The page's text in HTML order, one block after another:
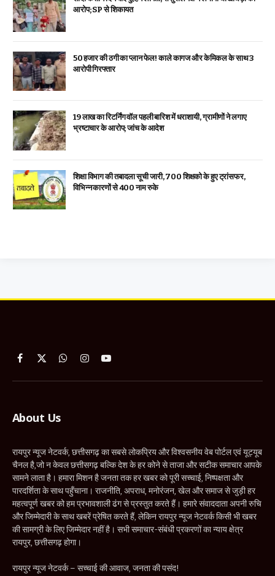
आरोप; SP से शिकायत
₹50 हजार की ठगी का प्लान फेल! काले कागज और केमिकल के साथ 3
आरोपी गिरफ्तार
19 लाख का रिटर्निंग वॉल पहली बारिश में धराशायी, ग्रामीणों ने लगाए
भ्रष्टाचार के आरोप; जांच के आदेश
शिक्षा विभाग की तबादला सूची जारी, 700 शिक्षको के हुए ट्रांसफर,
विभिन्न कारणों से 400 नाम रुके
Facebook
X
WhatsApp
InstagramYouTube
About Us
रायपुर न्यूज नेटवर्क, छत्तीसगढ़ का सबसे लोकप्रिय और विश्वसनीय वेब पोर्टल एवं यूट्यूब
चैनल है,जो न केवल छत्तीसगढ़ बल्कि देश के हर कोने से ताजा और सटीक समाचार आपके
सामने लाता है। हमारा मिशन है जनता तक हर खबर को पूरी सच्चाई, निष्पक्षता और
पारदर्शिता के साथ पहुँचाना। राजनीति, अपराध, मनोरंजन, खेल और समाज से जुड़ी हर
महत्वपूर्ण खबर को हम प्रभावशाली ढंग से प्रस्तुत करते हैं। हमारे संवाददाता अपनी रुचि
और जिम्मेदारी के साथ खबरें प्रेषित करते हैं, लेकिन रायपुर न्यूज नेटवर्क किसी भी खबर
की सामग्री के लिए जिम्मेदार नहीं है। सभी समाचार-संबंधी प्रकरणों का न्याय क्षेत्र
रायपुर, छत्तीसगढ़ होगा।
रायपुर न्यूज नेटवर्क – सच्चाई की आवाज, जनता की पसंद!